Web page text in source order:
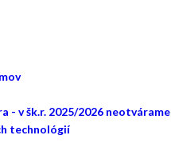
- v šk.r. 2025/2026 neotvárame
technológií